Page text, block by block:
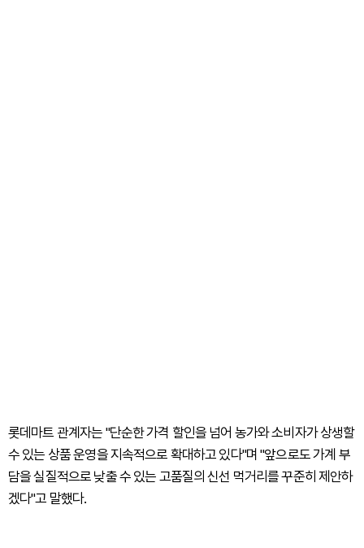
롯데마트 관계자는 "단순한 가격 할인을 넘어 농가와 소비자가 상생할
수 있는 상품 운영을 지속적으로 확대하고 있다"며 "앞으로도 가계 부
담을 실질적으로 낮출 수 있는 고품질의 신선 먹거리를 꾸준히 제안하
겠다"고 말했다.